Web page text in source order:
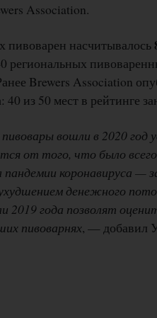
Association.
насчитывалось
региональных
Brewers Association
из 50 мест в рейтинге
вошли в 2020 год
от того, что было
коронавируса —
денежного
2019 года позволят
пивоварнях, — добавил